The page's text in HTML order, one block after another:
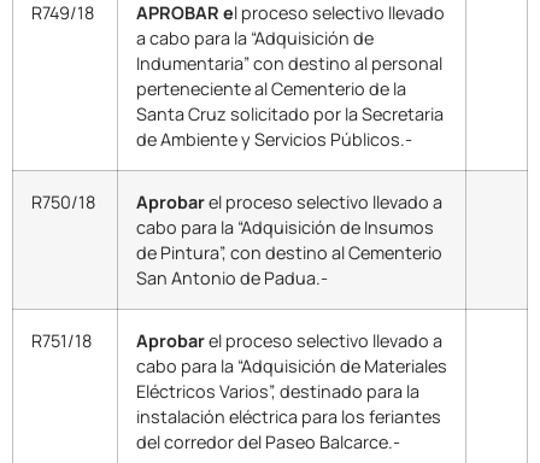
R749/18 APROBAR el proceso selectivo llevado
a cabo para la “Adquisición de
Indumentaria” con destino al personal
perteneciente al Cementerio de la
Santa Cruz solicitado por la Secretaria
de Ambiente y Servicios Públicos.-
R750/18 Aprobarel proceso selectivo llevado a
cabo para la “Adquisición de Insumos
de Pintura”, con destino al Cementerio
San Antonio de Padua.-
R751/18 Aprobarel proceso selectivo llevado a
cabo para la “Adquisición de Materiales
Eléctricos Varios”, destinado para la
instalación eléctrica para los feriantes
del corredor del Paseo Balcarce.-